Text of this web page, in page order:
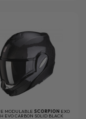
MODULABLE SCORPION EXO
EVO CARBON SOLID BLACK